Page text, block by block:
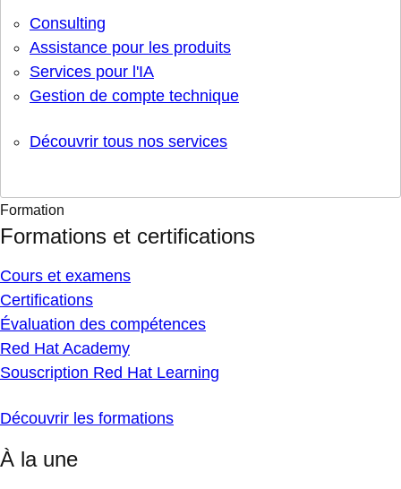
Consulting
Assistance pour les produits
Services pour l'IA
Gestion de compte technique
Découvrir tous nos services
Formation
Formations et certifications
Cours et examens
Certifications
Évaluation des compétences
Red Hat Academy
Souscription Red Hat Learning
Découvrir les formations
À la une